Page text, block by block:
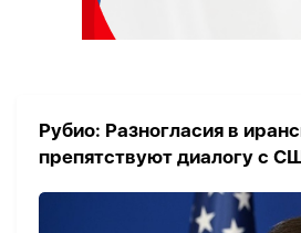
Рубио: Разногласия в
препятствуют диалогу с